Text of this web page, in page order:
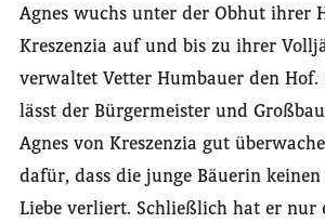
Agnes wuchs unter der Obhut ihrer
Kreszenzia auf und bis zu ihrer
verwaltet Vetter Humbauer den
lässt der Bürgermeister und
Agnes von Kreszenzia gut
dafür, dass die junge Bäuerin
Liebe verliert. Schließlich hat er nur